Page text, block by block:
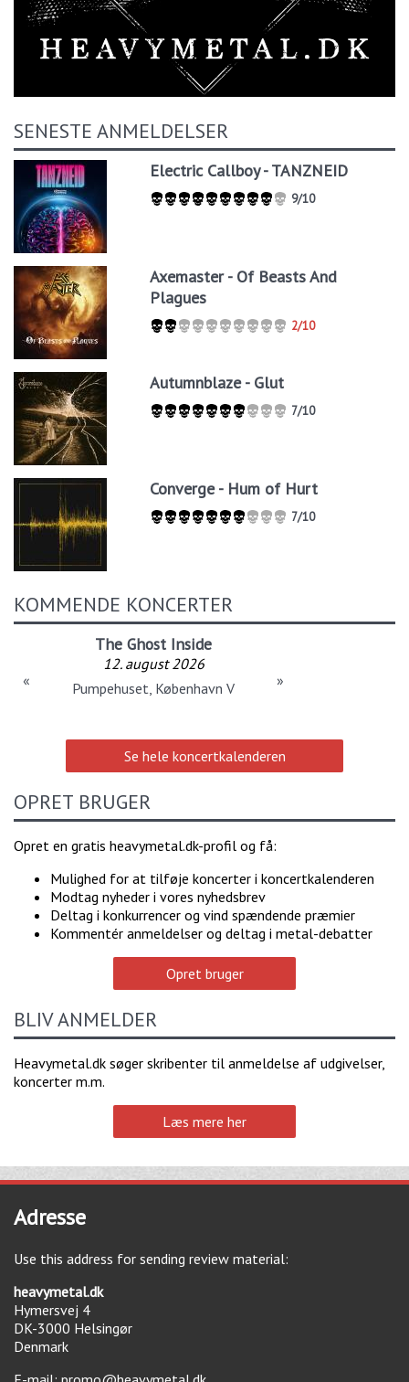
SENESTE ANMELDELSER
Electric Callboy - TANZNEID
9/10
Axemaster - Of Beasts And
Plagues
2/10
Autumnblaze - Glut
7/10
Converge - Hum of Hurt
7/10
KOMMENDE KONCERTER
The Ghost Inside
12. august 2026
Pumpehuset, København V
« »
Se hele koncertkalenderen
OPRET BRUGER
Opret en gratis heavymetal.dk-profil og få:
Mulighed for at tilføje koncerter i koncertkalenderen
Modtag nyheder i vores nyhedsbrev
Deltag i konkurrencer og vind spændende præmier
Kommentér anmeldelser og deltag i metal-debatter
Opret bruger
BLIV ANMELDER
Heavymetal.dk søger skribenter til anmeldelse af udgivelser,
koncerter m.m.
Læs mere her
Adresse
Use this address for sending review material:
heavymetal.dk
Hymersvej 4
DK-3000 Helsingør
Denmark